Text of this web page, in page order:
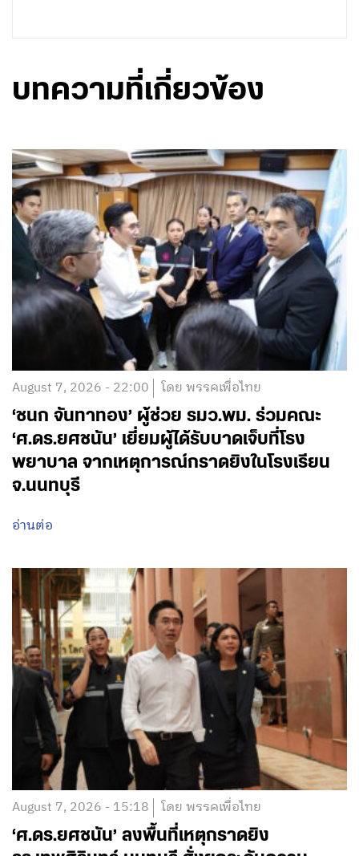
บทความที่เกี่ยวข้อง
August 7, 2026 - 22:00 โดย พรรคเพื่อไทย
‘ชนก จันทาทอง’ ผู้ช่วย รมว.พม. ร่วมคณะ
‘ศ.ดร.ยศชนัน’ เยี่ยมผู้ได้รับบาดเจ็บที่โรง
พยาบาล จากเหตุการณ์กราดยิงในโรงเรียน
จ.นนทบุรี
อ่านต่อ
August 7, 2026 - 15:18 โดย พรรคเพื่อไทย
‘ศ.ดร.ยศชนัน’ ลงพื้นที่เหตุกราดยิง